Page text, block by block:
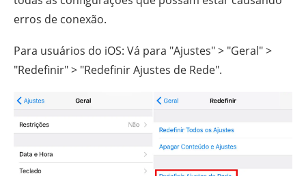
erros de conexão.
Para usuários do iOS: Vá para "Ajustes" > "Geral" >
"Redefinir" > "Redefinir Ajustes de Rede".